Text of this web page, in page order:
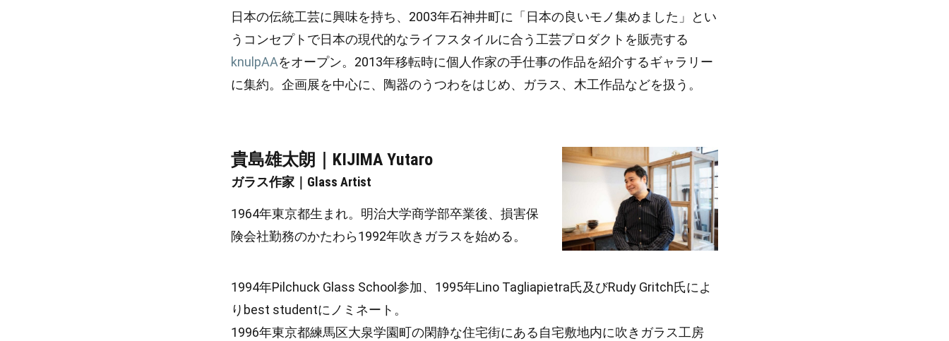
日本の伝統工芸に興味を持ち、2003年石神井町に「日本の良いモノ集めました」とい
うコンセプトで日本の現代的なライフスタイルに合う工芸プロダクトを販売する
knulpAAをオープン。2013年移転時に個人作家の手仕事の作品を紹介するギャラリー
に集約。企画展を中心に、陶器のうつわをはじめ、ガラス、木工作品などを扱う。
貴島雄太朗｜KIJIMA Yutaro
ガラス作家｜Glass Artist
1964年東京都生まれ。明治大学商学部卒業後、損害保
険会社勤務のかたわら1992年吹きガラスを始める。
1994年Pilchuck Glass School参加、1995年Lino Tagliapietra氏及びRudy Gritch氏によ
りbest studentにノミネート。
1996年東京都練馬区大泉学園町の閑静な住宅街にある自宅敷地内に吹きガラス工房